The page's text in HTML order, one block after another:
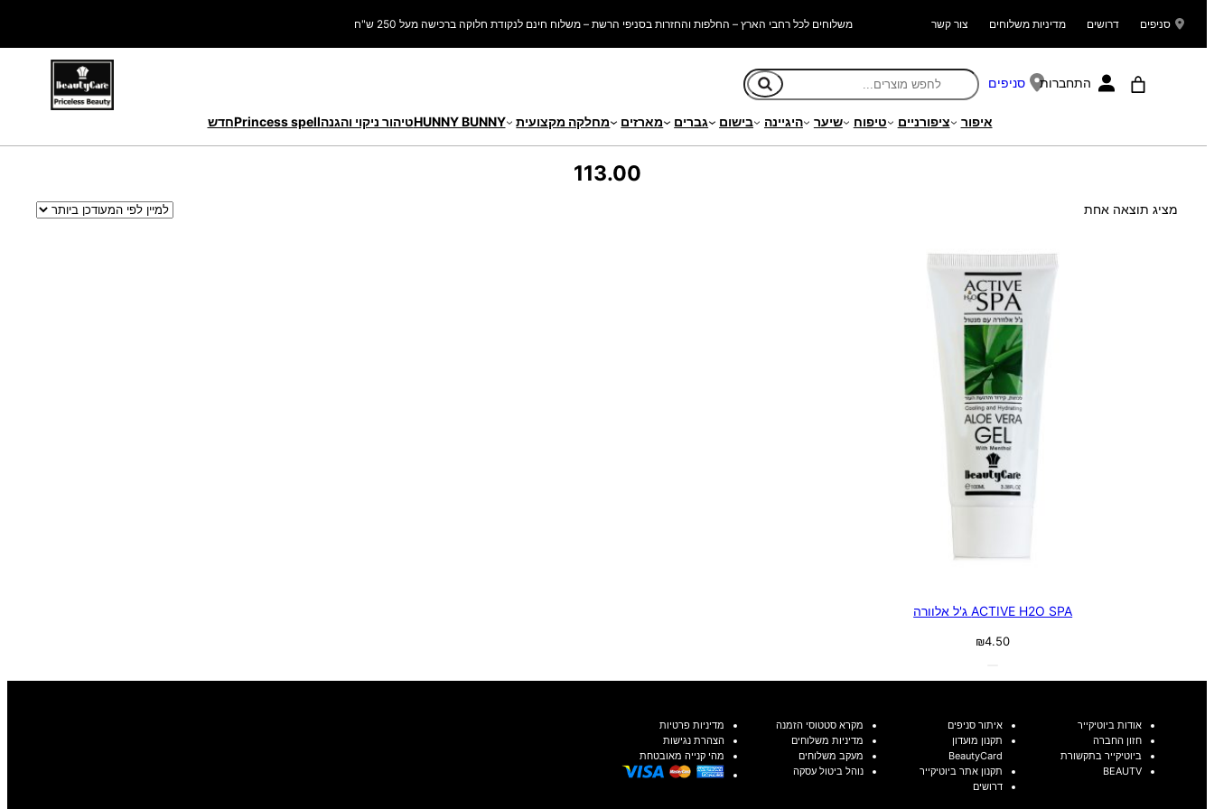
סניפים דרושים מדיניות משלוחים צור קשר משלוחים לכל רחבי הארץ – החלפות והחזרות בסניפי הרשת – משלוח חינם לנקודת חלוקה ברכישה מעל 250 ש"ח
התחברות סניפים
איפור ציפורניים טיפוח שיער היגיינה בישום גברים מארזים מחלקה מקצועית HUNNY BUNNYטיהור ניקוי והגנהPrincess spellחדש
113.00
מציג תוצאה אחת
ACTIVE H2O SPA ג'ל אלוורה
₪4.50
אודות ביוטיקייר
חזון החברה
ביוטיקייר בתקשורת
BEAUTV
איתור סניפים
תקנון מועדון
BeautyCard
תקנון אתר ביוטיקייר
דרושים
מקרא סטטוסי הזמנה
מדיניות משלוחים
מעקב משלוחים
נוהל ביטול עסקה
מדיניות פרטיות
הצהרת נגישות
מהי קנייה מאובטחת